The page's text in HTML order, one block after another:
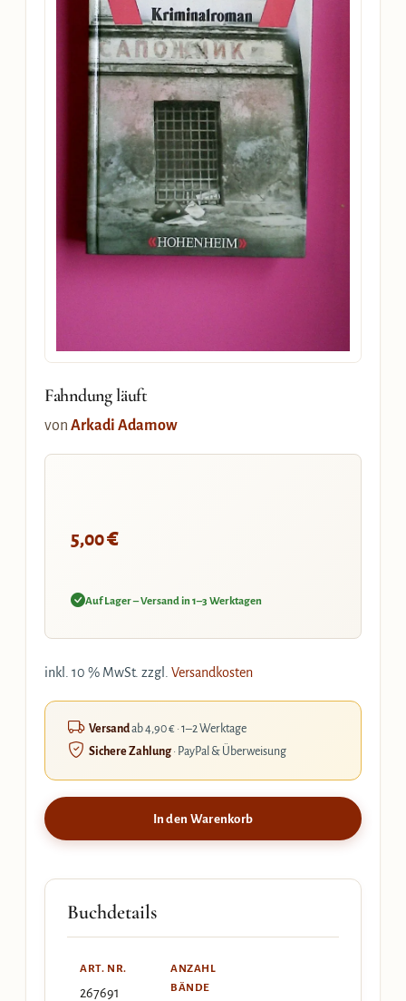
Fahndung läuft
von Arkadi Adamow
5,00€
Auf Lager – Versand in 1–3 Werktagen
inkl. 10 % MwSt. zzgl. Versandkosten
Versandab 4,90 € · 1–2 Werktage
Sichere Zahlung· PayPal & Überweisung
In den Warenkorb
Buchdetails
ART. NR.
267691
ANZAHL
BÄNDE